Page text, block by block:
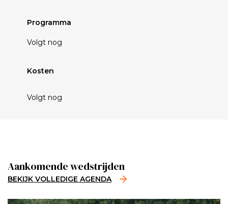
Programma
Volgt nog
Kosten
Volgt nog
Aankomende wedstrijden
BEKIJK VOLLEDIGE AGENDA